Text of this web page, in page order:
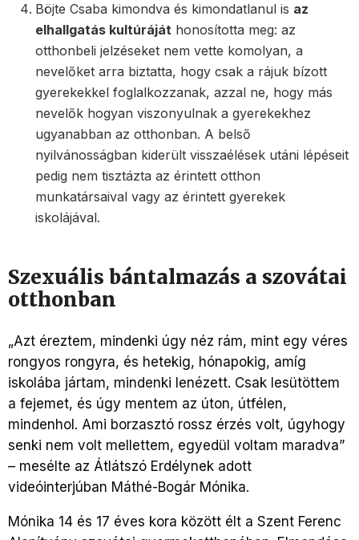
Böjte Csaba kimondva és kimondatlanul is az
elhallgatás kultúráját honosította meg: az
otthonbeli jelzéseket nem vette komolyan, a
nevelőket arra biztatta, hogy csak a rájuk bízott
gyerekekkel foglalkozzanak, azzal ne, hogy más
nevelők hogyan viszonyulnak a gyerekekhez
ugyanabban az otthonban. A belső
nyilvánosságban kiderült visszaélések utáni lépéseit
pedig nem tisztázta az érintett otthon
munkatársaival vagy az érintett gyerekek
iskolájával.
Szexuális bántalmazás a szovátai
otthonban
„Azt éreztem, mindenki úgy néz rám, mint egy véres
rongyos rongyra, és hetekig, hónapokig, amíg
iskolába jártam, mindenki lenézett. Csak lesütöttem
a fejemet, és úgy mentem az úton, útfélen,
mindenhol. Ami borzasztó rossz érzés volt, úgyhogy
senki nem volt mellettem, egyedül voltam maradva”
– mesélte az Átlátszó Erdélynek adott
videóinterjúban Máthé-Bogár Mónika.
Mónika 14 és 17 éves kora között élt a Szent Ferenc